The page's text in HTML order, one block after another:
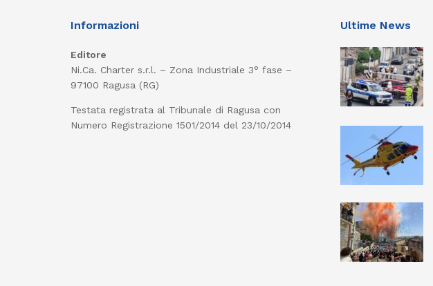
Informazioni
Editore
Ni.Ca. Charter s.r.l. – Zona Industriale 3° fase –
97100 Ragusa (RG)
Testata registrata al Tribunale di Ragusa con
Numero Registrazione 1501/2014 del 23/10/2014
Ultime News